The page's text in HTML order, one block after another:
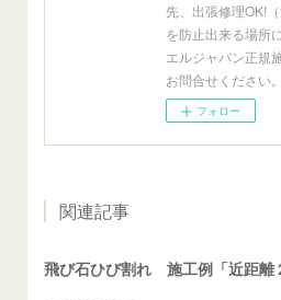
先、出張修理OK!
を防止出来る場所
エルジャパン正規
お問合せください
フォロー
関連記事